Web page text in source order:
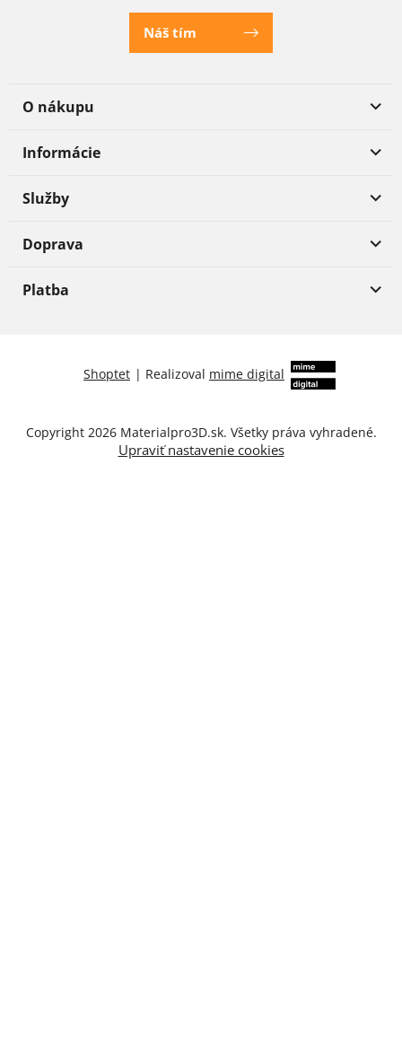
Náš tím
O nákupu
Informácie
Služby
Doprava
Platba
Shoptet | Realizoval mime digital
Copyright 2026 Materialpro3D.sk. Všetky práva vyhradené.
Upraviť nastavenie cookies